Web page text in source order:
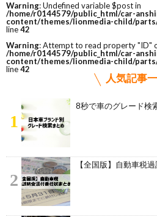
Warning: Undefined variable $post in
/home/r0144579/public_html/car-
content/themes/lionmedia-child/
line42
Warning: Attempt to read property "ID"
/home/r0144579/public_html/car-
content/themes/lionmedia-child/
line42
人気記事
1
8秒で車のグレード検
2
【全国版】自動車税